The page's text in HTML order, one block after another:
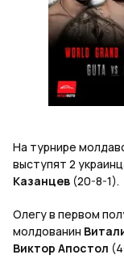
На турнире
выступят 2
Казанцев (20-8-1).
Олегу в первом
молдованин
Виктор Апостол